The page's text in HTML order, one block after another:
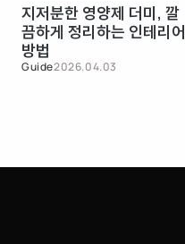
지저분한 영양제 더미, 깔
끔하게 정리하는 인테리어
방법
Guide2026.04.03